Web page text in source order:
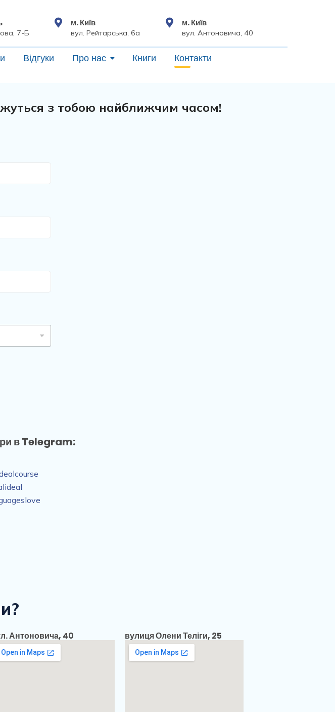
7-Б
м. Київ
вул. Рейтарська, 6а
м. Київ
вул. Антоновича, 40
Відгуки Про нас Книги Контакти
з тобою найближчим часом!
в Telegram:
Антоновича, 40 вулиця Олени Теліги, 25